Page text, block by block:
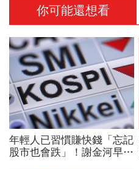
你可能還想看
年輕人已習慣賺快錢「忘記
股市也會跌」！謝金河早一